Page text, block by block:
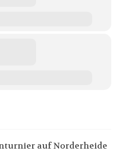
auf Norderheide